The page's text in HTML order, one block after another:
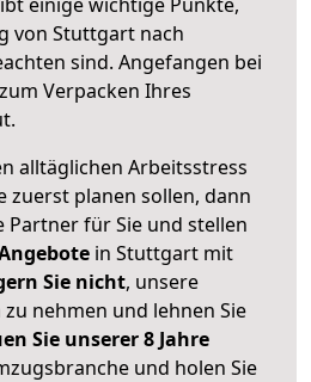
von Stuttgart nach
sind. Angefangen bei
Verpacken Ihres
alltäglichen Arbeitsstress
zuerst planen sollen, dann
Partner für Sie und stellen
in Stuttgart mit
Sie nicht, unsere
nehmen und lehnen Sie
Sie unserer 8 Jahre
und holen Sie